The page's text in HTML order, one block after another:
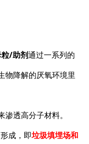
粒/助剂通过一系列的
物降解的厌氧环境里
透高分子材料。
成，即垃圾填埋场和